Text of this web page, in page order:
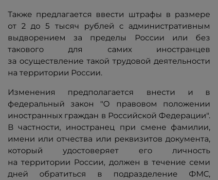
Также предлагается ввести штрафы в размере
от 2 до 5 тысяч рублей с административным
выдворением за пределы России или без
такового для самих иностранцев
за осуществление такой трудовой деятельности
на территории России.
Изменения предполагается внести и в
федеральный закон "О правовом положении
иностранных граждан в Российской Федерации".
В частности, иностранец при смене фамилии,
имени или отчества или реквизитов документа,
который удостоверяет его личность
на территории России, должен в течение семи
дней обратиться в подразделение ФМС,